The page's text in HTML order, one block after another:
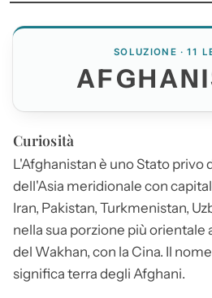
SOLUZIONE · 11
Curiosità
L'Afghanistan è uno Stato privo
dell'Asia meridionale con
Iran, Pakistan, Turkmenistan,
nella sua porzione più
del Wakhan, con la Cina. Il
significa terra degli Afghani.